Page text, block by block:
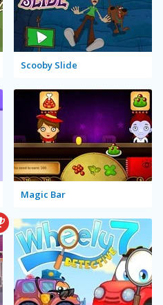
Scooby Slide
Magic Bar